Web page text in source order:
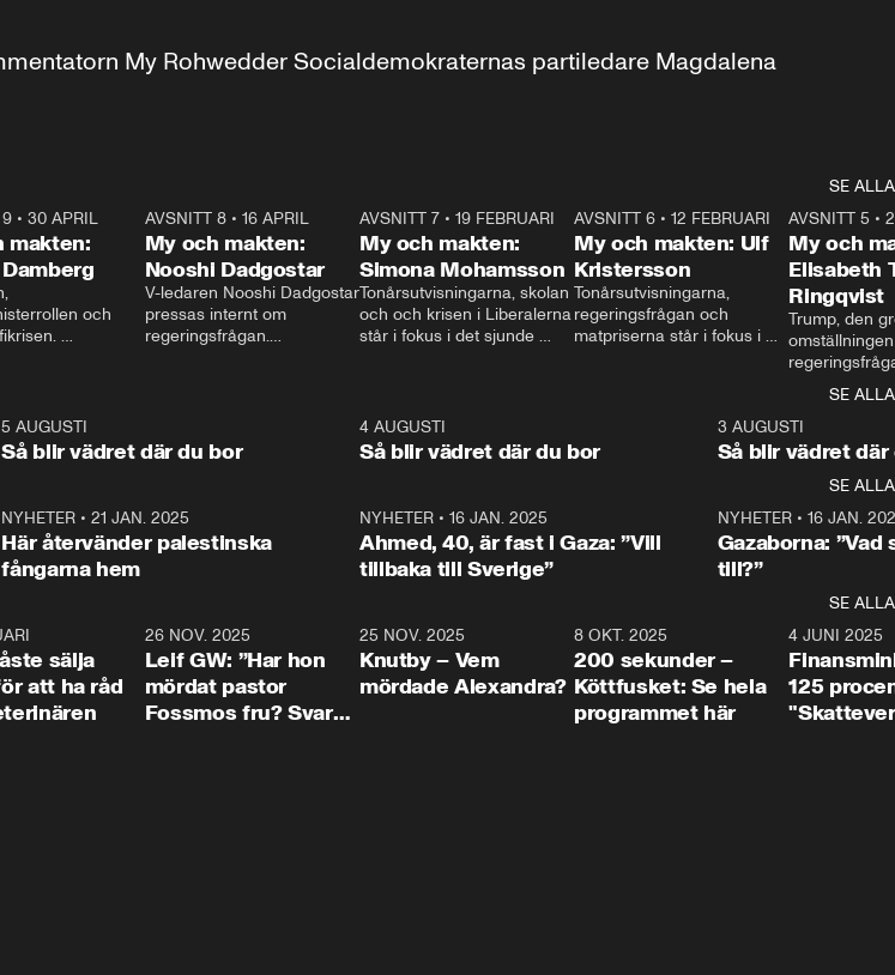
My Rohwedder Socialdemokraternas partiledare Magdalena
SE ALLA
• 30 APRIL
makten:
och
och Makten.
AVSNITT 8• 16 APRIL
My och makten:
Nooshi Dadgostar
V-ledaren Nooshi Dadgostar
pressas internt om
regeringsfrågan.
– Vi ställer upp i val. Ska vi
vara med så sitter vi förstås
24:30
AVSNITT 7• 19 FEBRUARI
My och makten:
Simona Mohamsson
Tonårsutvisningarna, skolan
och och krisen i Liberalerna
står i fokus i det sjunde
kommentator My
Rohwedder ställer
utbildnings- och
Mohamsson till svars.
27:30
AVSNITT 6 •12 FEBRUARI
My och makten: Ulf
Kristersson
Tonårsutvisningarna,
regeringsfrågan och
matpriserna står i fokus i
Rohwedder ställer
statsminister Ulf Kristersson
AVSNITT 5 •
My och
Elisabeth
Ringqvist
Trump, den
centrum i
avsnittet av
Makten”. Se
Aftonbladets
Rohwedder
Thand Ring
SE ALLA
5 AUGUSTI
Så blir vädret där du bor
4 AUGUSTI
Så blir vädret där du bor
3 AUGUSTI
Så blir vädret där
SE ALLA
NYHETER •21 JAN. 2025
Här återvänder palestinska
fångarna hem
NYHETER• 16 JAN. 2025
Ahmed, 40, är fast i Gaza: ”Vill
tillbaka till Sverige”
NYHETER• 16 JAN.
Gazaborna:
till?”
SE ALLA
sälja
att ha råd
26 NOV. 2025
Leif GW: ”Har hon
mördat pastor
Fossmos fru? Svar
31:05
25 NOV. 2025
Knutby – Vem
mördade Alexandra?
4:29
8 OKT. 2025
200 sekunder –
Köttfusket: Se hela
programmet här
4 JUNI 2025
125